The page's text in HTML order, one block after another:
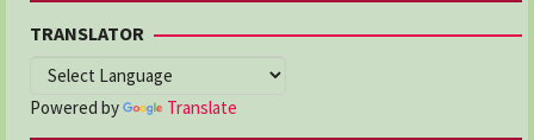
TRANSLATOR
Powered by Translate